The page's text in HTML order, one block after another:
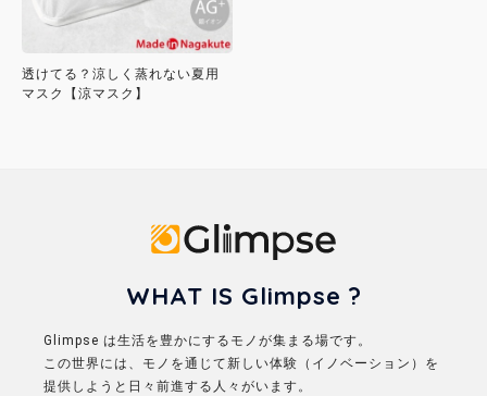
透けてる？涼しく蒸れない夏用
マスク【涼マスク】
WHAT IS Glimpse ?
Glimpse は生活を豊かにするモノが集まる場です。
この世界には、モノを通じて新しい体験（イノベーション）を
提供しようと日々前進する人々がいます。